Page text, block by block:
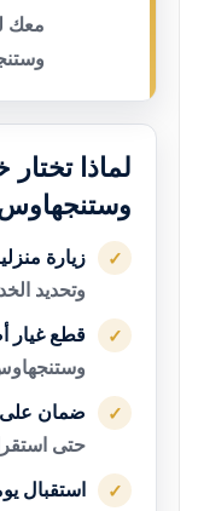
معك
لماذا
وستنجهاوس
✓ زيارة
وتحديد
✓ قطع غيار
✓ ضمان على
حتى
✓ استقبال